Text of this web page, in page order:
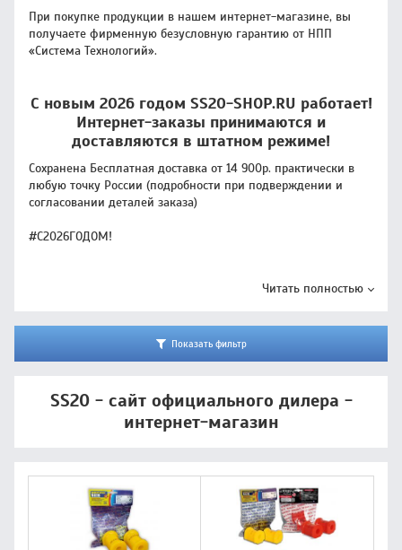
При покупке продукции в нашем интернет-магазине, вы
получаете фирменную безусловную гарантию от НПП
«Система Технологий».
С новым 2026 годом SS20-SHOP.RU работает!
Интернет-заказы принимаются и
доставляются в штатном режиме!
Сохранена Бесплатная доставка от 14 900р. практически в
любую точку России (подробности при подверждении и
согласовании деталей заказа)
#С2026ГОДОМ!
Читать полностью
Показать фильтр
SS20 - сайт официального дилера -
интернет-магазин